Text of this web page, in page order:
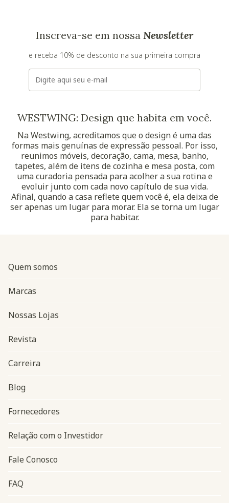
Inscreva-se em nossa Newsletter
e receba 10% de desconto na sua primeira compra
E-mail
WESTWING: Design que habita em você.
Na Westwing, acreditamos que o design é uma das
formas mais genuínas de expressão pessoal. Por isso,
reunimos móveis, decoração, cama, mesa, banho,
tapetes, além de itens de cozinha e mesa posta, com
uma curadoria pensada para acolher a sua rotina e
evoluir junto com cada novo capítulo de sua vida.
Afinal, quando a casa reflete quem você é, ela deixa de
ser apenas um lugar para morar. Ela se torna um lugar
para habitar.
Navegação do rodapé
Quem somos
Marcas
Nossas Lojas
Revista
Carreira
Blog
Fornecedores
Relação com o Investidor
Fale Conosco
FAQ